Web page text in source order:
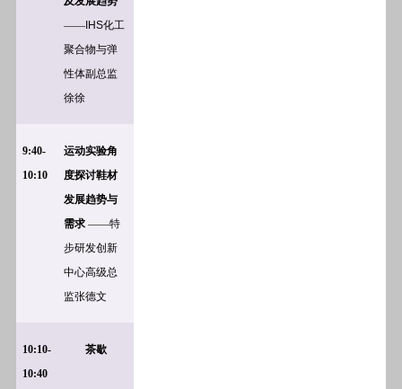
—— IHS化工
聚合物与弹
性体副总监
徐徐
9:40-
10:10
运动实验角
度探讨鞋材
发展趋势与
需求 ——特
步研发创新
中心高级总
监张德文
10:10-
10:40
茶歇